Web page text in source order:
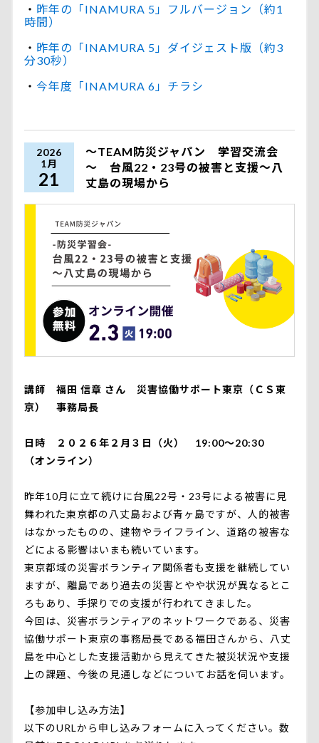
・ 昨年の「INAMURA 5」フルバージョン（約1
時間）
・ 昨年の「INAMURA 5」ダイジェスト版（約3
分30秒）
・ 今年度「INAMURA 6」チラシ
2026
1月
21
～TEAM防災ジャパン 学習交流会
～ 台風22・23号の被害と支援～八
丈島の現場から
講師 福田 信章 さん 災害協働サポート東京（ＣＳ東
京） 事務局長
日時 ２０２６年２月３日（火） 19:00～20:30
（オンライン）
昨年10月に立て続けに台風22号・23号による被害に見
舞われた東京都の八丈島および青ヶ島ですが、人的被害
はなかったものの、建物やライフライン、道路の被害な
どによる影響はいまも続いています。
東京都域の災害ボランティア関係者も支援を継続してい
ますが、離島であり過去の災害とやや状況が異なるとこ
ろもあり、手探りでの支援が行われてきました。
今回は、災害ボランティアのネットワークである、災害
協働サポート東京の事務局長である福田さんから、八丈
島を中心とした支援活動から見えてきた被災状況や支援
上の課題、今後の見通しなどについてお話を伺います。
【参加申し込み方法】
以下のURLから申し込みフォームに入ってください。数